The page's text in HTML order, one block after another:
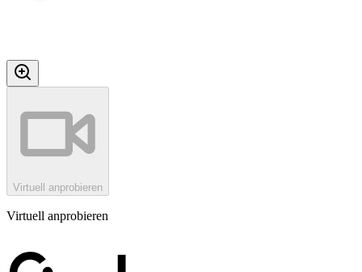
Virtuell anprobieren
Virtuell anprobieren